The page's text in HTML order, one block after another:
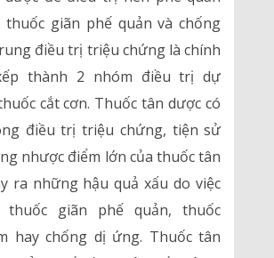
thuốc giãn phế quản và chống
điều trị triệu chứng là chính
thành 2 nhóm điều trị dự
cắt cơn. Thuốc tân dược có
điều trị triệu chứng, tiện sử
nhược điểm lớn của thuốc tân
ra những hậu quả xấu do việc
thuốc giãn phế quản, thuốc
hay chống dị ứng. Thuốc tân